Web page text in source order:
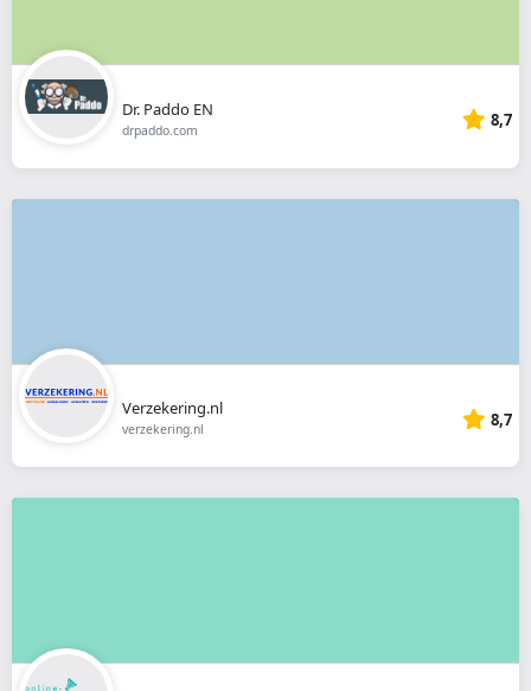
Dr. Paddo EN
drpaddo.com 8,7
Verzekering.nl
verzekering.nl 8,7